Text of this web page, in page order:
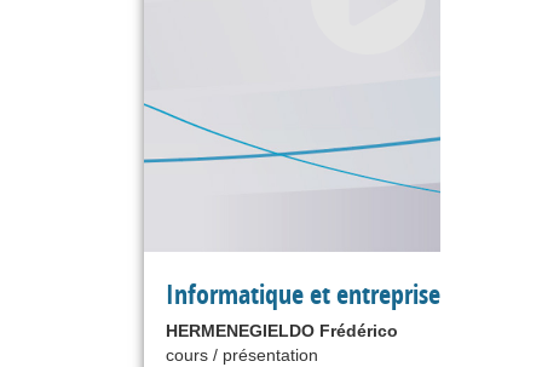
Informatique et entreprises
HERMENEGIELDO Frédérico
cours / présentation